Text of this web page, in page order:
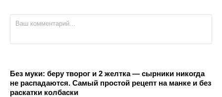
Без муки: беру творог и 2 желтка — сырники никогда
не распадаются. Самый простой рецепт на манке и без
раскатки колбаски